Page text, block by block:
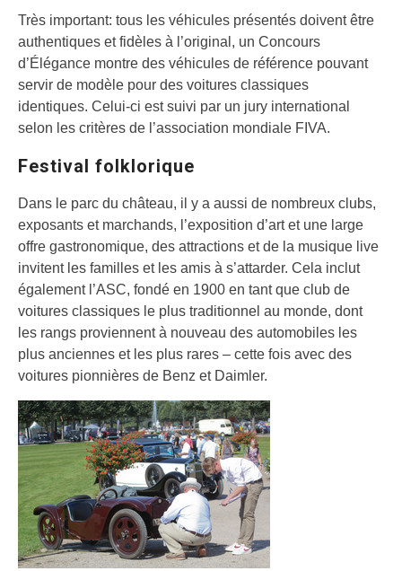
Très important: tous les véhicules présentés doivent être
authentiques et fidèles à l’original, un Concours
d’Élégance montre des véhicules de référence pouvant
servir de modèle pour des voitures classiques
identiques. Celui-ci est suivi par un jury international
selon les critères de l’association mondiale FIVA.
Festival folklorique
Dans le parc du château, il y a aussi de nombreux clubs,
exposants et marchands, l’exposition d’art et une large
offre gastronomique, des attractions et de la musique live
invitent les familles et les amis à s’attarder. Cela inclut
également l’ASC, fondé en 1900 en tant que club de
voitures classiques le plus traditionnel au monde, dont
les rangs proviennent à nouveau des automobiles les
plus anciennes et les plus rares – cette fois avec des
voitures pionnières de Benz et Daimler.